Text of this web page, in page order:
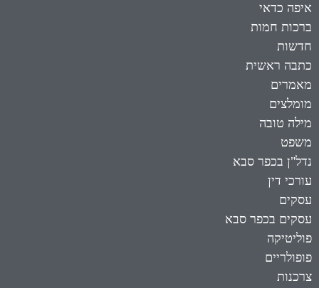
איפה כדאי
ברכות חמות
חדשות
כתבה ראשית
מאמרים
מומלצים
מילה טובה
משפט
נדל"ן בכפר סבא
עורכי דין
עסקים
עסקים בכפר סבא
פוליטיקה
פופולריים
צרכנות